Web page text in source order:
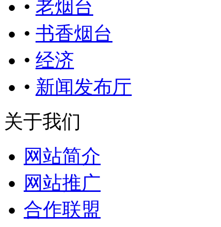
• 老烟台
• 书香烟台
• 经济
• 新闻发布厅
关于我们
网站简介
网站推广
合作联盟